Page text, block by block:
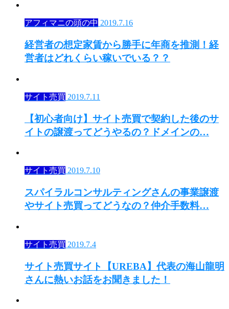
アフィマニの頭の中 2019.7.16
経営者の想定家賃から勝手に年商を推測！経
営者はどれくらい稼いでいる？？
サイト売買 2019.7.11
【初心者向け】サイト売買で契約した後のサ
イトの譲渡ってどうやるの？ドメインの…
サイト売買 2019.7.10
スパイラルコンサルティングさんの事業譲渡
やサイト売買ってどうなの？仲介手数料…
サイト売買 2019.7.4
サイト売買サイト【UREBA】代表の海山龍明
さんに熱いお話をお聞きました！